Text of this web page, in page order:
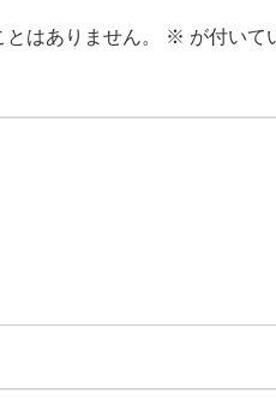
はありません。 ※ が付いて